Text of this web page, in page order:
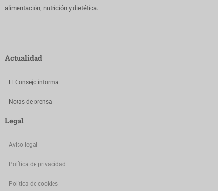
alimentación, nutrición y dietética.
Actualidad
El Consejo informa
Notas de prensa
Legal
Aviso legal
Política de privacidad
Política de cookies